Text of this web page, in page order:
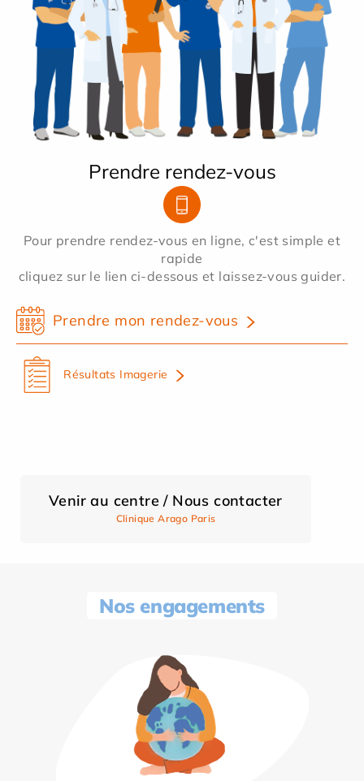
Prendre rendez-vous
Pour prendre rendez-vous en ligne, c'est simple et
rapide
cliquez sur le lien ci-dessous et laissez-vous guider.
Prendre mon rendez-vous
Résultats Imagerie
Venir au centre / Nous contacter
Clinique Arago Paris
Nos engagements